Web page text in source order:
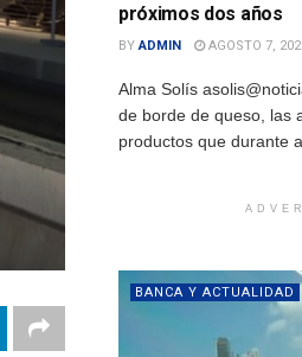
próximos dos años
BY ADMIN AGOSTO 7,
Alma Solís
de borde de queso, las
productos que durante
BANCA Y ACTUALIDAD